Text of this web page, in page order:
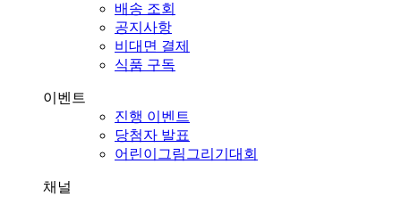
배송 조회
공지사항
비대면 결제
식품 구독
이벤트
진행 이벤트
당첨자 발표
어린이그림그리기대회
채널